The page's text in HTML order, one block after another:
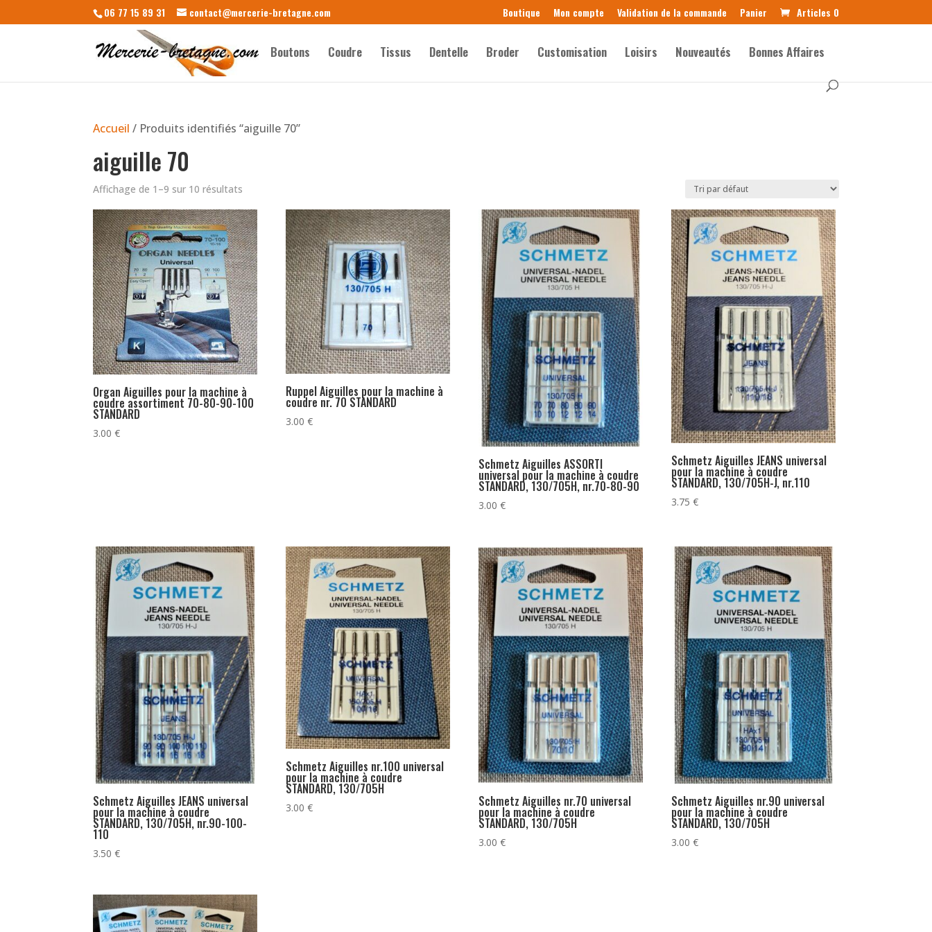
06 77 15 89 31 contact@mercerie-bretagne.com Boutique Mon compte Validation de la commande Panier Articles 0
Boutons Coudre Tissus Dentelle Broder Customisation Loisirs Nouveautés Bonnes Affaires
Accueil / Produits identifiés “aiguille 70”
aiguille 70
Affichage de 1–9 sur 10 résultats
Organ Aiguilles pour la machine à
coudre assortiment 70-80-90-100
STANDARD
3.00€
Ruppel Aiguilles pour la machine à
coudre nr. 70 STANDARD
3.00€
Schmetz Aiguilles ASSORTI
universal pour la machine à coudre
STANDARD, 130/705H, nr.70-80-90
3.00€
Schmetz Aiguilles JEANS universal
pour la machine à coudre
STANDARD, 130/705H-J, nr.110
3.75€
Schmetz Aiguilles JEANS universal
pour la machine à coudre
STANDARD, 130/705H, nr.90-100-
110
3.50€
Schmetz Aiguilles nr.100 universal
pour la machine à coudre
STANDARD, 130/705H
3.00€ Schmetz Aiguilles nr.70 universal
pour la machine à coudre
STANDARD, 130/705H
3.00€
Schmetz Aiguilles nr.90 universal
pour la machine à coudre
STANDARD, 130/705H
3.00€